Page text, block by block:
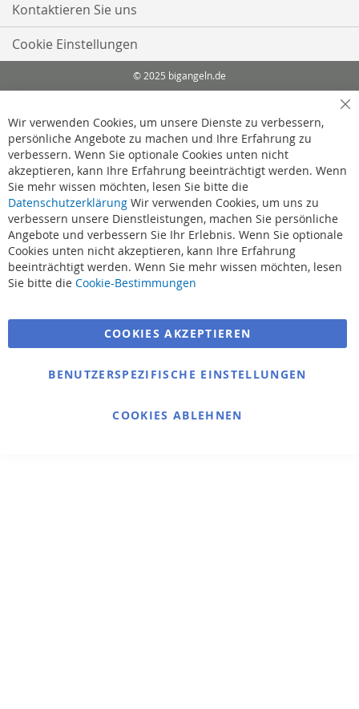
Kontaktieren Sie uns
Cookie Einstellungen
© 2025 bigangeln.de
Wir verwenden Cookies, um unsere Dienste zu verbessern,
persönliche Angebote zu machen und Ihre Erfahrung zu
verbessern. Wenn Sie optionale Cookies unten nicht
akzeptieren, kann Ihre Erfahrung beeinträchtigt werden. Wenn
Sie mehr wissen möchten, lesen Sie bitte die
Datenschutzerklärung Wir verwenden Cookies, um uns zu
verbessern unsere Dienstleistungen, machen Sie persönliche
Angebote und verbessern Sie Ihr Erlebnis. Wenn Sie optionale
Cookies unten nicht akzeptieren, kann Ihre Erfahrung
beeinträchtigt werden. Wenn Sie mehr wissen möchten, lesen
Sie bitte die Cookie-Bestimmungen
COOKIES AKZEPTIEREN
BENUTZERSPEZIFISCHE EINSTELLUNGEN
COOKIES ABLEHNEN